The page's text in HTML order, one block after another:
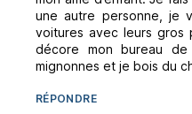
une autre personne, je
voitures avec leurs gros
décore mon bureau
mignonnes et je bois du
RÉPONDRE